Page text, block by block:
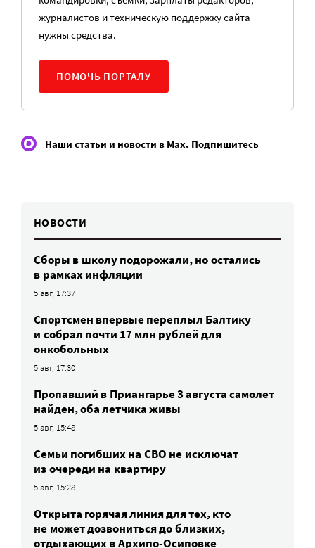
журналистов и техническую поддержку сайта
нужны средства.
ПОМОЧЬ ПОРТАЛУ
Наши статьи и новости в Max. Подпишитесь
НОВОСТИ
Сборы в школу подорожали, но остались
в рамках инфляции
5 авг, 17:37
Спортсмен впервые переплыл Балтику
и собрал почти 17 млн рублей для
онкобольных
5 авг, 17:30
Пропавший в Приангарье 3 августа самолет
найден, оба летчика живы
5 авг, 15:48
Семьи погибших на СВО не исключат
из очереди на квартиру
5 авг, 15:28
Открыта горячая линия для тех, кто
не может дозвониться до близких,
отдыхающих в Архипо-Осиповке